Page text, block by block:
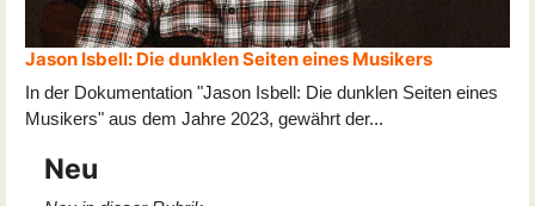
Jason Isbell: Die dunklen Seiten eines Musikers
In der Dokumentation "Jason Isbell: Die dunklen Seiten eines
Musikers" aus dem Jahre 2023, gewährt der...
Neu